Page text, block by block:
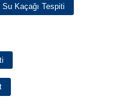
Su Kaçağı Tespiti